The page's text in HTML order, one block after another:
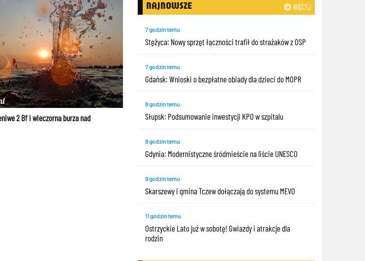
2 Bf i wieczorna burza nad
WIĘCEJ
NAJNOWSZE
7 godzin temu
Stężyca: Nowy sprzęt łączności trafił do strażaków z OSP
7 godzin temu
Gdańsk: Wnioski o bezpłatne obiady dla dzieci do MOPR
8 godzin temu
Słupsk: Podsumowanie inwestycji KPO w szpitalu
8 godzin temu
Gdynia: Modernistyczne śródmieście na liście UNESCO
9 godzin temu
Skarszewy i gmina Tczew dołączają do systemu MEVO
11 godzin temu
Ostrzyckie Lato już w sobotę! Gwiazdy i atrakcje dla
rodzin